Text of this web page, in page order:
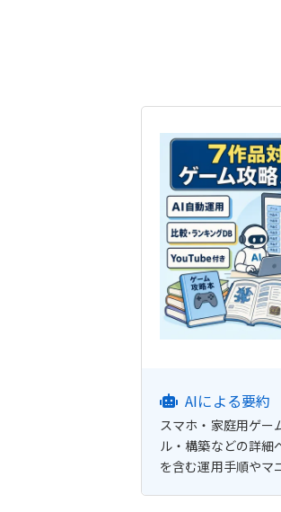
AIによる要約
スマホ・家庭用ゲー
ル・構築などの詳細
を含む運用手順やマ